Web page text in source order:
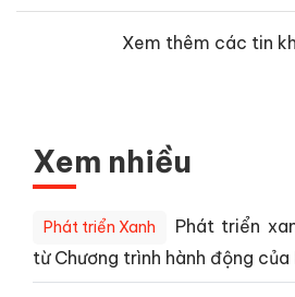
Xem thêm các tin
Xem nhiều
Phát triển Xanh
Phát triển
từ Chương trình hành động của